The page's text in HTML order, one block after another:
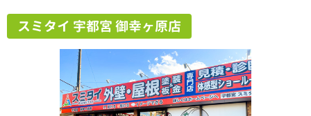
スミタイ 宇都宮 御幸ヶ原店